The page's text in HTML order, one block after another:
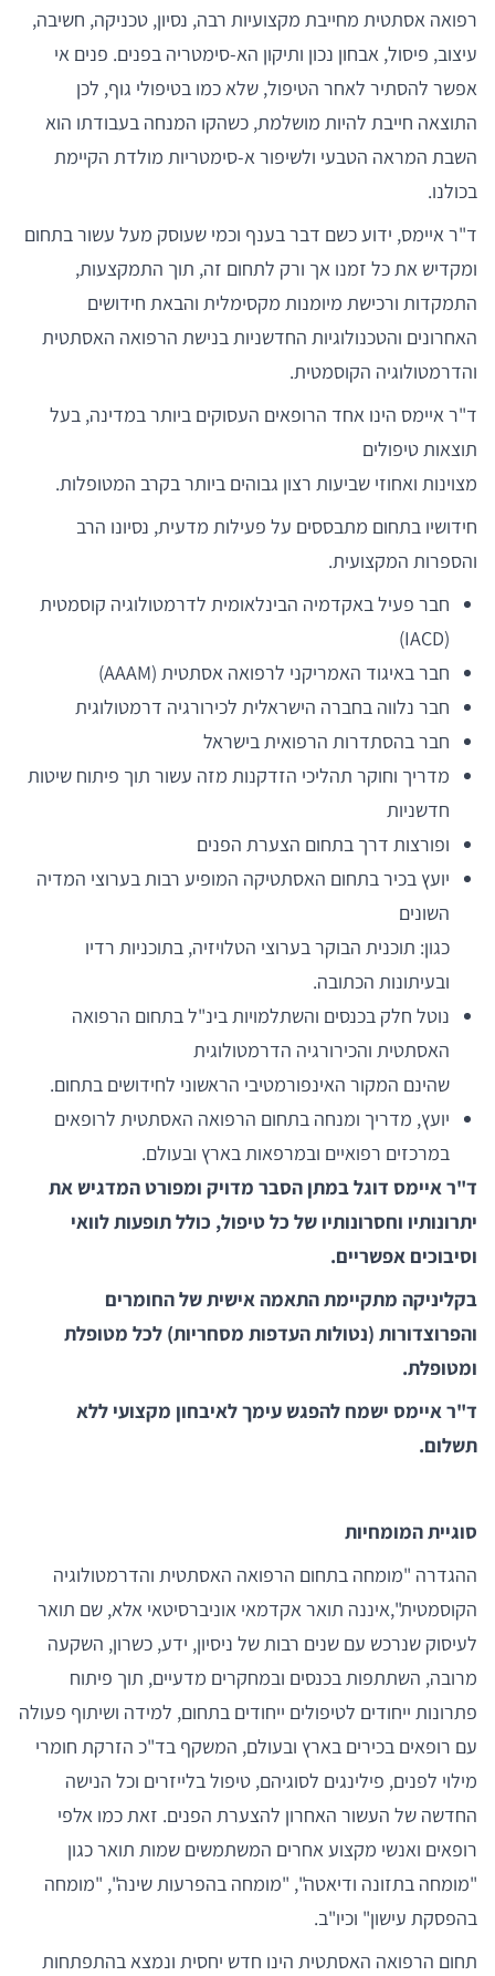
רפואה אסתטית מחייבת מקצועיות רבה, נסיון, טכניקה, חשיבה,
עיצוב, פיסול, אבחון נכון ותיקון הא-סימטריה בפנים. פנים אי
אפשר להסתיר לאחר הטיפול, שלא כמו בטיפולי גוף, לכן
התוצאה חייבת להיות מושלמת, כשהקו המנחה בעבודתו הוא
השבת המראה הטבעי ולשיפור א-סימטריות מולדת הקיימת
בכולנו.
ד"ר איימס, ידוע כשם דבר בענף וכמי שעוסק מעל עשור בתחום
ומקדיש את כל זמנו אך ורק לתחום זה, תוך התמקצעות,
התמקדות ורכישת מיומנות מקסימלית והבאת חידושים
האחרונים והטכנולוגיות החדשניות בנישת הרפואה האסתטית
והדרמטולוגיה הקוסמטית.
ד"ר איימס הינו אחד הרופאים העסוקים ביותר במדינה, בעל
תוצאות טיפולים
מצוינות ואחוזי שביעות רצון גבוהים ביותר בקרב המטופלות.
חידושיו בתחום מתבססים על פעילות מדעית, נסיונו הרב
והספרות המקצועית.
חבר פעיל באקדמיה הבינלאומית לדרמטולוגיה קוסמטית
(IACD)
חבר באיגוד האמריקני לרפואה אסתטית (AAAM)
חבר נלווה בחברה הישראלית לכירורגיה דרמטולוגית
חבר בהסתדרות הרפואית בישראל
מדריך וחוקר תהליכי הזדקנות מזה עשור תוך פיתוח שיטות
חדשניות
ופורצות דרך בתחום הצערת הפנים
יועץ בכיר בתחום האסתטיקה המופיע רבות בערוצי המדיה
השונים
כגון: תוכנית הבוקר בערוצי הטלויזיה, בתוכניות רדיו
ובעיתונות הכתובה.
נוטל חלק בכנסים והשתלמויות בינ"ל בתחום הרפואה
האסתטית והכירורגיה הדרמטולוגית
שהינם המקור האינפורמטיבי הראשוני לחידושים בתחום.
יועץ, מדריך ומנחה בתחום הרפואה האסתטית לרופאים
במרכזים רפואיים ובמרפאות בארץ ובעולם.
ד"ר איימס דוגל במתן הסבר מדויק ומפורט המדגיש את
יתרונותיו וחסרונותיו של כל טיפול, כולל תופעות לוואי
וסיבוכים אפשריים.
בקליניקה מתקיימת התאמה אישית של החומרים
והפרוצדורות (נטולות העדפות מסחריות) לכל מטופלת
ומטופלת.
ד"ר איימס ישמח להפגש עימך לאיבחון מקצועי ללא
תשלום.
סוגיית המומחיות
ההגדרה "מומחה בתחום הרפואה האסתטית והדרמטולוגיה
הקוסמטית",איננה תואר אקדמאי אוניברסיטאי אלא, שם תואר
לעיסוק שנרכש עם שנים רבות של ניסיון, ידע, כשרון, השקעה
מרובה, השתתפות בכנסים ובמחקרים מדעיים, תוך פיתוח
פתרונות ייחודים לטיפולים ייחודים בתחום, למידה ושיתוף פעולה
עם רופאים בכירים בארץ ובעולם, המשקף בד"כ הזרקת חומרי
מילוי לפנים, פילינגים לסוגיהם, טיפול בלייזרים וכל הנישה
החדשה של העשור האחרון להצערת הפנים. זאת כמו אלפי
רופאים ואנשי מקצוע אחרים המשתמשים שמות תואר כגון
"מומחה בתזונה ודיאטה", "מומחה בהפרעות שינה", "מומחה
בהפסקת עישון" וכיו"ב.
תחום הרפואה האסתטית הינו חדש יחסית ונמצא בהתפתחות